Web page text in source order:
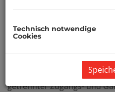
Sehr gepflegtes Haus mit 2
sehr viel Liebe 2004 und
Die Wohneinheiten eignen
getrennter Zugangs- und
Technisch notwendige
Cookies